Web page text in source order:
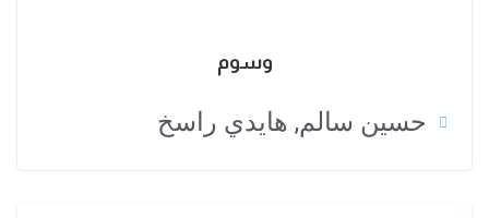
وسوم
حسين سالم, هايدي راسخ